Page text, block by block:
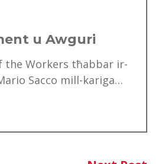
u Awguri
the Workers tħabbar ir-
Sacco mill-kariga